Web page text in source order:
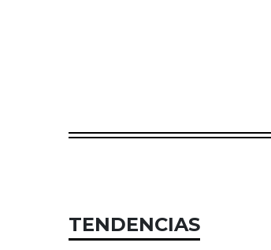
TENDENCIAS